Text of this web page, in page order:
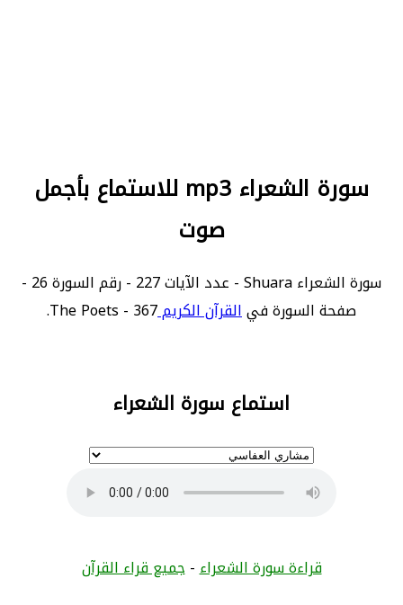
سورة الشعراء mp3 للاستماع بأجمل
صوت
سورة الشعراء Shuara - عدد الآيات 227 - رقم السورة 26 -
صفحة السورة فيالقرآن الكريم367 - The Poets.
استماع سورة الشعراء
قراءة سورة الشعراء-جميع قراء القرآن